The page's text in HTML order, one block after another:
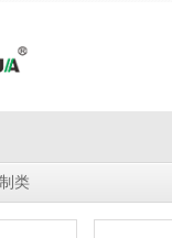
类